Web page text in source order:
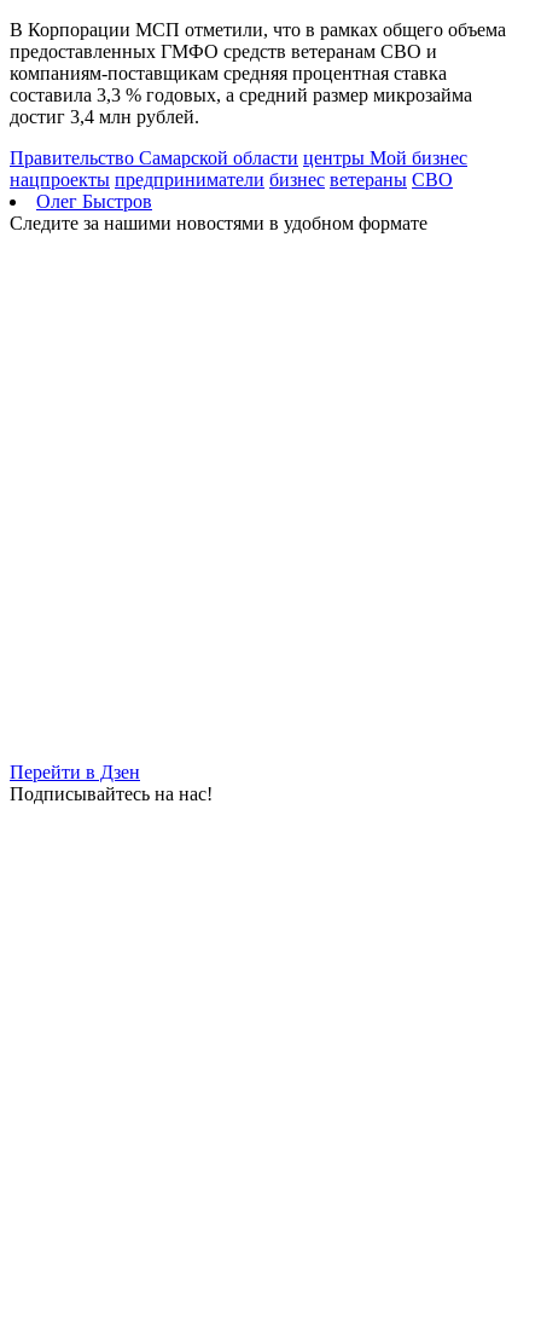
В Корпорации МСП отметили, что в рамках общего объема
предоставленных ГМФО средств ветеранам СВО и
компаниям-поставщикам средняя процентная ставка
составила 3,3 % годовых, а средний размер микрозайма
достиг 3,4 млн рублей.
Правительство Самарской области центры Мой бизнес
нацпроекты предприниматели бизнес ветераны СВО
Олег Быстров
Следите за нашими новостями в удобном формате
Перейти в Дзен
Подписывайтесь на нас!